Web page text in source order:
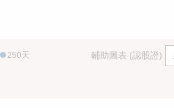
250天 輔助圖表 (認股證)